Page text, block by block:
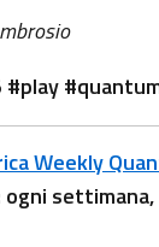
#play
Weekly
settimana,